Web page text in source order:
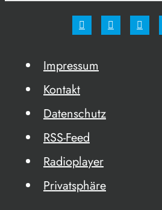
Impressum
Kontakt
Datenschutz
RSS-Feed
Radioplayer
Privatsphäre